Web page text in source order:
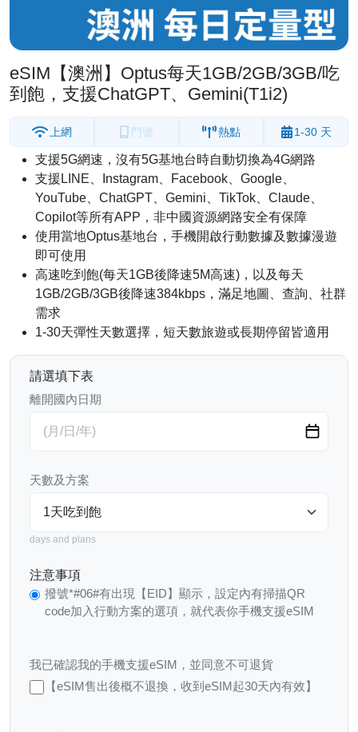
eSIM【澳洲】Optus每天1GB/2GB/3GB/吃
到飽，支援ChatGPT、Gemini(T1i2)
上網 門號 熱點 1-30 天
支援5G網速，沒有5G基地台時自動切換為4G網路
支援LINE、Instagram、Facebook、Google、
YouTube、ChatGPT、Gemini、TikTok、Claude、
Copilot等所有APP，非中國資源網路安全有保障
使用當地Optus基地台，手機開啟行動數據及數據漫遊
即可使用
高速吃到飽(每天1GB後降速5M高速)，以及每天
1GB/2GB/3GB後降速384kbps，滿足地圖、查詢、社群
需求
1-30天彈性天數選擇，短天數旅遊或長期停留皆適用
請選填下表
離開國內日期
天數及方案
days and plans
注意事項
撥號*#06#有出現【EID】顯示，設定內有掃描QR
code加入行動方案的選項，就代表你手機支援eSIM
我已確認我的手機支援eSIM，並同意不可退貨
【eSIM售出後概不退換，收到eSIM起30天內有效】